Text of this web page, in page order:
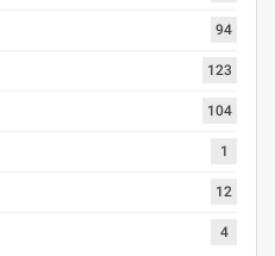
94
123
104
1
12
4